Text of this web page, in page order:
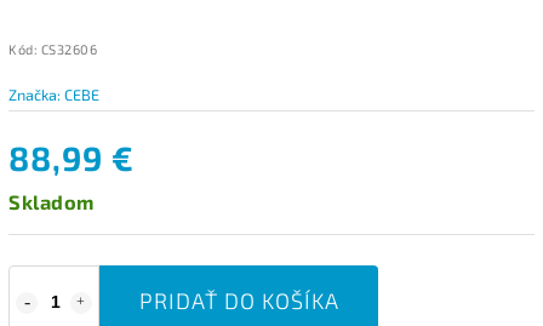
Kód: CS32606
Značka: CEBE
88,99 €
Skladom
PRIDAŤ DO KOŠÍKA